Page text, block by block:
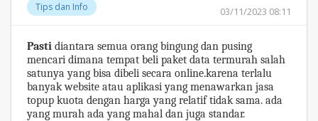
Tips dan Info 03/11/2023 08:11
Pasti diantara semua orang bingung dan pusing
mencari dimana tempat beli paket data termurah salah
satunya yang bisa dibeli secara online.karena terlalu
banyak website atau aplikasi yang menawarkan jasa
topup kuota dengan harga yang relatif tidak sama. ada
yang murah ada yang mahal dan juga standar.